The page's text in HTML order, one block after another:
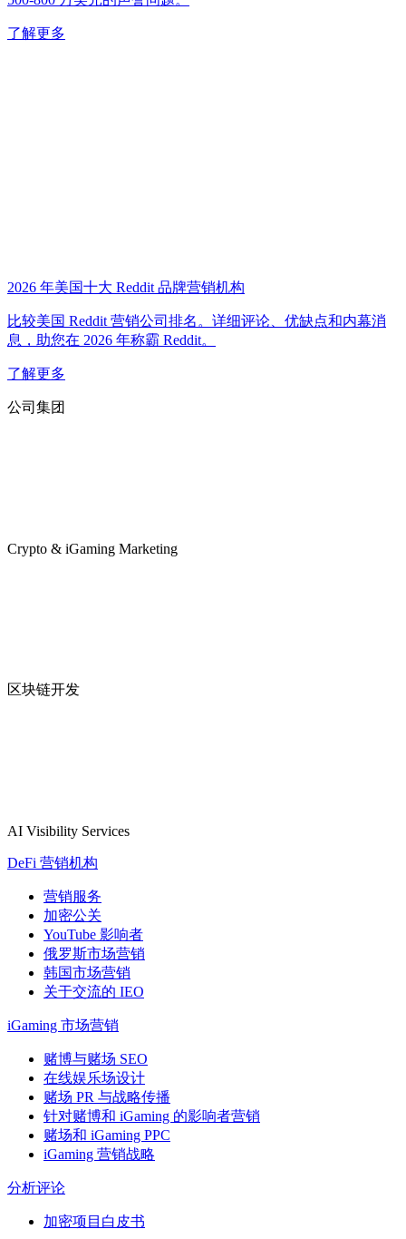
了解更多
2026 年美国十大 Reddit 品牌营销机构
比较美国 Reddit 营销公司排名。详细评论、优缺点和内幕消
息，助您在 2026 年称霸 Reddit。
了解更多
公司集团
Crypto & iGaming Marketing
区块链开发
AI Visibility Services
DeFi 营销机构
营销服务
加密公关
YouTube 影响者
俄罗斯市场营销
韩国市场营销
关于交流的 IEO
iGaming 市场营销
赌博与赌场 SEO
在线娱乐场设计
赌场 PR 与战略传播
针对赌博和 iGaming 的影响者营销
赌场和 iGaming PPC
iGaming 营销战略
分析评论
加密项目白皮书